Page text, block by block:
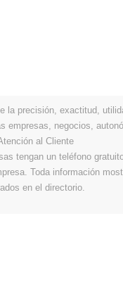
la precisión, exactitud,
empresas, negocios,
al Cliente
tengan un teléfono
Toda información
en el directorio.